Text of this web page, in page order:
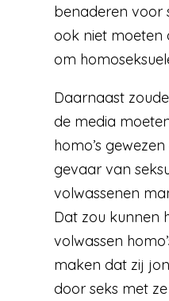
benaderen voor
ook niet moeten
om
Daarnaast
de media
homo’s
gevaar van
volwassenen
Dat zou kunnen
volwassen
maken dat zij
door seks met